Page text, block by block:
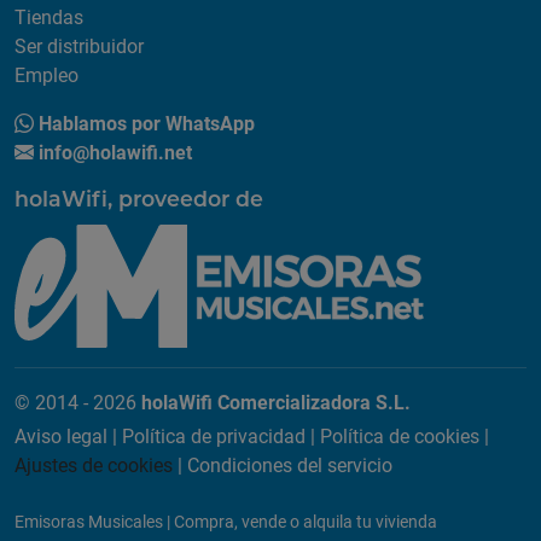
Tiendas
Ser distribuidor
Empleo
Hablamos por WhatsApp
info@holawifi.net
holaWifi, proveedor de
© 2014 - 2026 holaWifi Comercializadora S.L.
Aviso legal | Política de privacidad | Política de cookies |
Ajustes de cookies | Condiciones del servicio
Emisoras Musicales | Compra, vende o alquila tu vivienda